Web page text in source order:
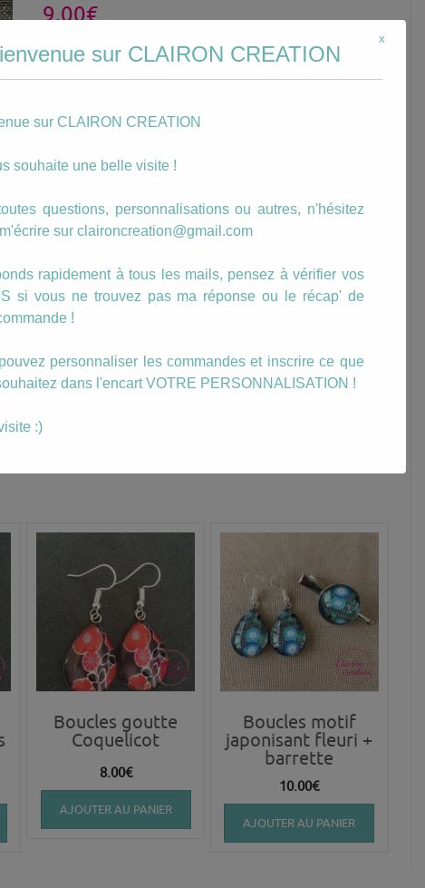
9.00€
Votre
Photo personnalisée
de
Boucles
pendantes
des
Champs
Étiquettes : boucle fleurs pendante
Boucles goutte
Coquelicot
8.00€
AJOUTER AU PANIER
Boucles motif
japonisant fleuri +
barrette
10.00€
AJOUTER AU PANIER
sur CLAIRON CREATION
sur CLAIRON CREATION
souhaite une belle visite !
questions, personnalisations ou autres, n'hésitez
sur claironcreation@gmail.com
rapidement à tous les mails, pensez à vérifier vos
si vous ne trouvez pas ma réponse ou le récap' de
!
personnaliser les commandes et inscrire ce que
dans l'encart VOTRE PERSONNALISATION !
:)
x